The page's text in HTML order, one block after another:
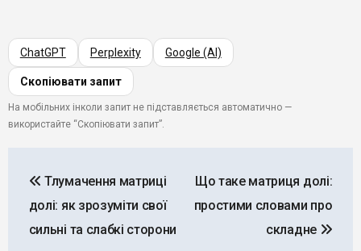
ChatGPT Perplexity Google (AI)
Скопіювати запит
На мобільних інколи запит не підставляється автоматично —
використайте “Скопіювати запит”.
записів
Тлумачення матриці
долі: як зрозуміти свої
сильні та слабкі сторони
Що таке матриця долі:
простими словами про
складне